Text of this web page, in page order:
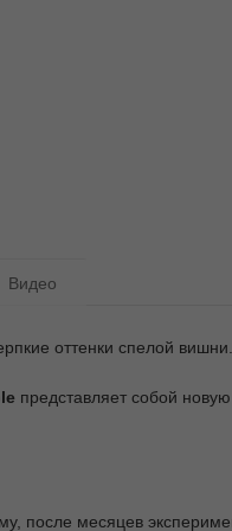
Видео
оттенки спелой вишни.
представляет собой
после месяцев